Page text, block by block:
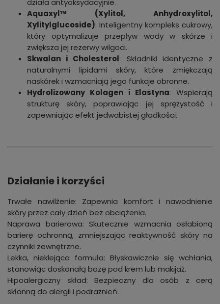
działa antyoksydacyjnie.
Aquaxyl™ (Xylitol, Anhydroxylitol,
Xylitylglucoside): Inteligentny kompleks cukrowy,
który optymalizuje przepływ wody w skórze i
zwiększa jej rezerwy wilgoci.
Skwalan i Cholesterol: Składniki identyczne z
naturalnymi lipidami skóry, które zmiękczają
naskórek i wzmacniają jego funkcje obronne.
Hydrolizowany Kolagen i Elastyna: Wspierają
strukturę skóry, poprawiając jej sprężystość i
zapewniając efekt jedwabistej gładkości.
Działanie i korzyści
Trwałe nawilżenie: Zapewnia komfort i nawodnienie
skóry przez cały dzień bez obciążenia.
Naprawa barierowa: Skutecznie wzmacnia osłabioną
barierę ochronną, zmniejszając reaktywność skóry na
czynniki zewnętrzne.
Lekka, nieklejąca formuła: Błyskawicznie się wchłania,
stanowiąc doskonałą bazę pod krem lub makijaż.
Hipoalergiczny skład: Bezpieczny dla osób z cerą
skłonną do alergii i podrażnień.